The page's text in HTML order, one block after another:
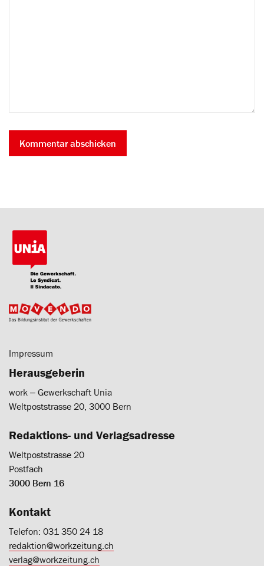
Impressum
Herausgeberin
work ‒ Gewerkschaft Unia
Weltpoststrasse 20, 3000 Bern
Redaktions- und Verlagsadresse
Weltpoststrasse 20
Postfach
3000 Bern 16
Kontakt
Telefon: 031 350 24 18
redaktion@workzeitung.ch
verlag@workzeitung.ch